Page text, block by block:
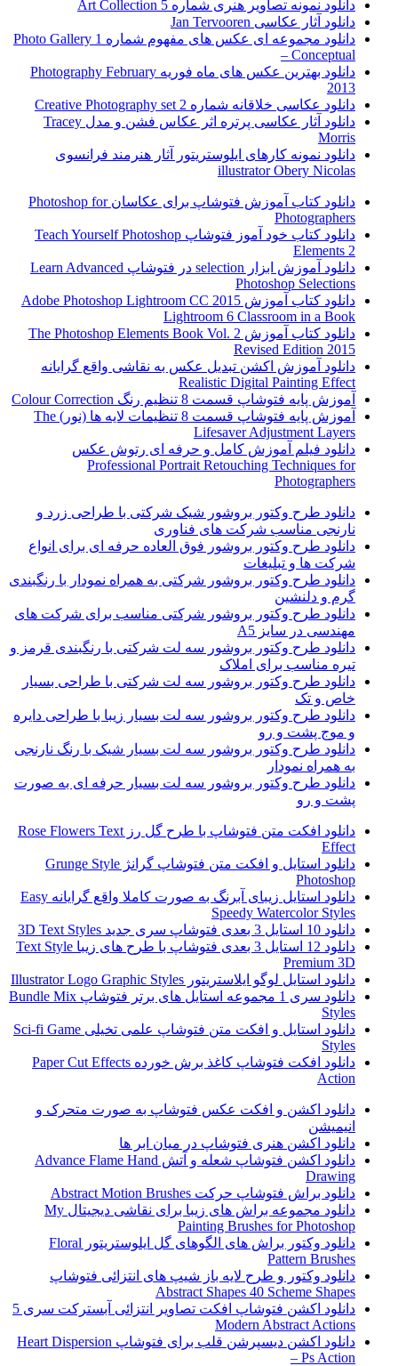
دانلود نمونه تصاویر هنری شماره 5 Art Collection
دانلود آثار عکاسی Jan Tervooren
دانلود مجموعه ای عکس های مفهوم شماره 1 Photo Gallery
– Conceptual
دانلود بهترین عکس های ماه فوریه Photography February
2013
دانلود عکاسی خلاقانه شماره 2 Creative Photography set
دانلود آثار عکاسی پرتره اثر عکاس فشن و مدل Tracey
Morris
دانلود نمونه کارهای ایلوستریتور آثار هنرمند فرانسوی
illustrator Obery Nicolas
دانلود کتاب آموزش فتوشاپ برای عکاسان Photoshop for
Photographers
دانلود کتاب خود آموز فتوشاپ Teach Yourself Photoshop
Elements 2
دانلود آموزش ابزار selection در فتوشاپ Learn Advanced
Photoshop Selections
دانلود کتاب آموزش Adobe Photoshop Lightroom CC 2015
Lightroom 6 Classroom in a Book
دانلود کتاب آموزش The Photoshop Elements Book Vol. 2
Revised Edition 2015
دانلود آموزش اکشن تبدیل عکس به نقاشی واقع گرایانه
Realistic Digital Painting Effect
آموزش پایه فتوشاپ قسمت 8 تنظیم رنگ Colour Correction
آموزش پایه فتوشاپ قسمت 8 تنظیمات لایه ها (نور) The
Lifesaver Adjustment Layers
دانلود فیلم آموزش کامل و حرفه ای رتوش عکس
Professional Portrait Retouching Techniques for
Photographers
دانلود طرح وکتور بروشور شیک شرکتی با طراحی زرد و
نارنجی مناسب شرکت های فناوری
دانلود طرح وکتور بروشور فوق العاده حرفه ای برای انواع
شرکت ها و تبلیغات
دانلود طرح وکتور بروشور شرکتی به همراه نمودار با رنگبندی
گرم و دلنشین
دانلود طرح وکتور بروشور شرکتی مناسب برای شرکت های
مهندسی در سایز A5
دانلود طرح وکتور بروشور سه لت شرکتی با رنگبندی قرمز و
تیره مناسب برای املاک
دانلود طرح وکتور بروشور سه لت شرکتی با طراحی بسیار
خاص و تک
دانلود طرح وکتور بروشور سه لت بسیار زیبا با طراحی دایره
و موج پشت و رو
دانلود طرح وکتور بروشور سه لت بسیار شیک با رنگ نارنجی
به همراه نمودار
دانلود طرح وکتور بروشور سه لت بسیار حرفه ای به صورت
پشت و رو
دانلود افکت متن فتوشاپ با طرح گل رز Rose Flowers Text
Effect
دانلود استایل و افکت متن فتوشاپ گرانژ Grunge Style
Photoshop
دانلود استایل زیبای آبرنگ به صورت کاملا واقع گرایانه Easy
Speedy Watercolor Styles
دانلود 10 استایل 3 بعدی فتوشاپ سری جدید 3D Text Styles
دانلود 12 استایل 3 بعدی فتوشاپ با طرح های زیبا Text Style
Premium 3D
دانلود استایل لوگو ایلاستریتور Illustrator Logo Graphic Styles
دانلود سری 1 مجموعه استایل های برتر فتوشاپ Bundle Mix
Styles
دانلود استایل و افکت متن فتوشاپ علمی تخیلی Sci-fi Game
Styles
دانلود افکت فتوشاپ کاغذ برش خورده Paper Cut Effects
Action
دانلود اکشن و افکت عکس فتوشاپ به صورت متحرک و
انیمیشن
دانلود اکشن هنری فتوشاپ در میان ابر ها
دانلود اکشن فتوشاپ شعله و آتش Advance Flame Hand
Drawing
دانلود براش فتوشاپ حرکت Abstract Motion Brushes
دانلود مجموعه براش های زیبا برای نقاشی دیجیتال My
Painting Brushes for Photoshop
دانلود وکتور براش های الگوهای گل ایلوستریتور Floral
Pattern Brushes
دانلود وکتور و طرح لایه باز شیپ های انتزائی فتوشاپ
Abstract Shapes 40 Scheme Shapes
دانلود اکشن فتوشاپ افکت تصاویر انتزائی آبسترکت سری 5
Modern Abstract Actions
دانلود اکشن دیسپرشن قلب برای فتوشاپ Heart Dispersion
– Ps Action